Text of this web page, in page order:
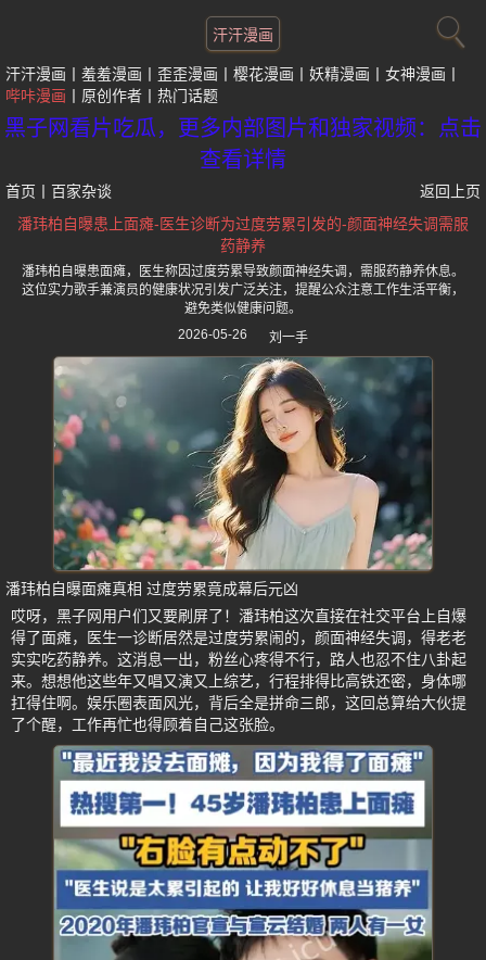
汗汗漫画
汗汗漫画 羞羞漫画 歪歪漫画 樱花漫画 妖精漫画
女神漫画
哔咔漫画
原创作者 热门话题
黑子网看片吃瓜，更多内部图片和独家视频：点击
查看详情
首页 百家杂谈
返回上页
潘玮柏自曝患上面瘫-医生诊断为过度劳累引发的-颜面神经失调需服
药静养
潘玮柏自曝患面瘫，医生称因过度劳累导致颜面神经失调，需服药静养休息。
这位实力歌手兼演员的健康状况引发广泛关注，提醒公众注意工作生活平衡，
避免类似健康问题。
2026-05-26
刘一手
潘玮柏自曝面瘫真相 过度劳累竟成幕后元凶
哎呀，黑子网用户们又要刷屏了！潘玮柏这次直接在社交平台上自爆
得了面瘫，医生一诊断居然是过度劳累闹的，颜面神经失调，得老老
实实吃药静养。这消息一出，粉丝心疼得不行，路人也忍不住八卦起
来。想想他这些年又唱又演又上综艺，行程排得比高铁还密，身体哪
扛得住啊。娱乐圈表面风光，背后全是拼命三郎，这回总算给大伙提
了个醒，工作再忙也得顾着自己这张脸。